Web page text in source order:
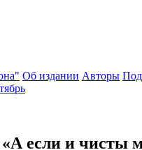
Об издании Авторы
и чисты мы